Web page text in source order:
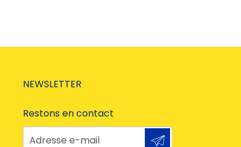
NEWSLETTER
Restons en contact
Adresse e-mail